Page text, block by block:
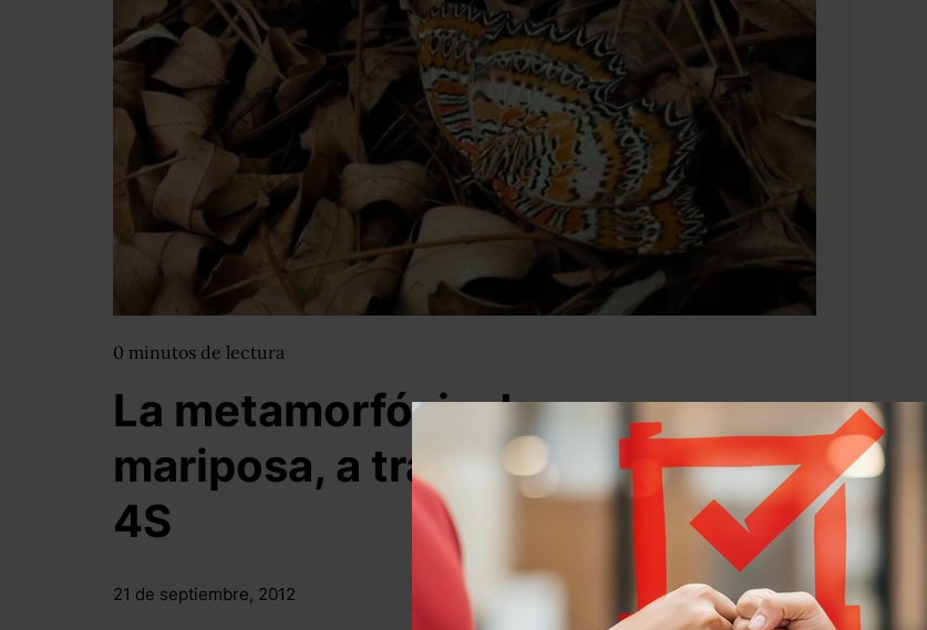
0 minutos de lectura
La metamorfósis de una
mariposa, a través de un iPhone
4S
21 de septiembre, 2012 Por: Dulce Ramos
@WikiRamos